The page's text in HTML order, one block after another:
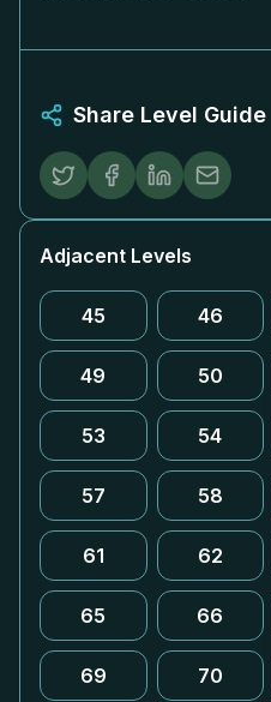
Share Level Guide
Adjacent Levels
45 46
49 50
53 54
57 58
61 62
65 66
69 70